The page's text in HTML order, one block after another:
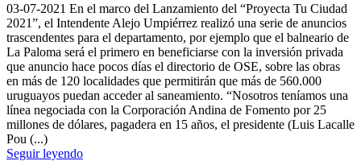
03-07-2021 En el marco del Lanzamiento del “Proyecta Tu Ciudad
2021”, el Intendente Alejo Umpiérrez realizó una serie de anuncios
trascendentes para el departamento, por ejemplo que el balneario de
La Paloma será el primero en beneficiarse con la inversión privada
que anuncio hace pocos días el directorio de OSE, sobre las obras
en más de 120 localidades que permitirán que más de 560.000
uruguayos puedan acceder al saneamiento. “Nosotros teníamos una
línea negociada con la Corporación Andina de Fomento por 25
millones de dólares, pagadera en 15 años, el presidente (Luis Lacalle
Pou (...)
Seguir leyendo